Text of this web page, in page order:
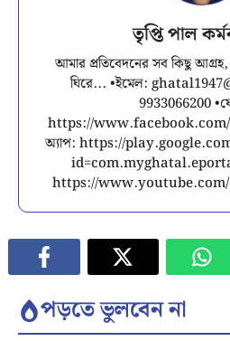
তৃপ্তি পাল
আমার প্রতিবেদনের সব কিছু
ঘিরে... •ইমেল:
9933066200
https://
অ্যাপ: https://
https://
পড়তে ভুলবেন না